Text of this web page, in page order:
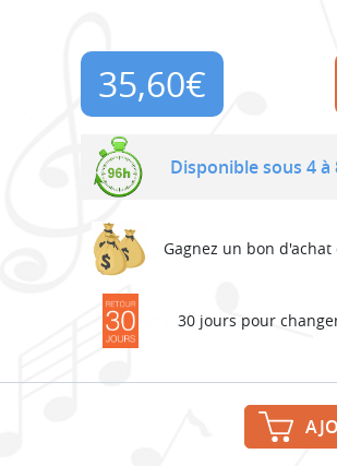
35,60€
Disponible sous 4 à
Gagnez un bon d'achat
30 jours pour